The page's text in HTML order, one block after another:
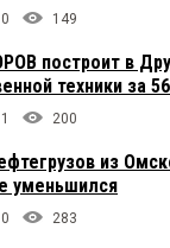
0 149
построит в
техники за
1 200
из
уменьшился
0 283